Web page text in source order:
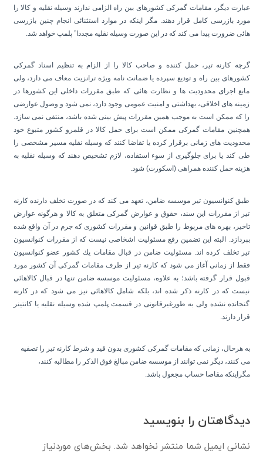
عبارت دیگر، مقامات گمركی كشورهای بین راه الزامی ندارند وسیله نقلیه و كالا را
مورد بازرسی كامل قرار دهند. مگر اینكه در موارد استثنائی انجام چنین بازرسی
هائی ضرورت پیدا می كند كه در این صورت وسیله نقلیه مجددا” پلمپ خواهد شد.
گرچه كارنه تیر، حمل كننده و صاحب كالا را از الزام به تنظیم اسناد گمركی
كشورهای بین راه و تودیع سپرده یا ضمانت نامه ویژه ترانزیت معاف می دارد، ولی
مانع اجرای محدودیت ها و نظارت هائی كه طبق مقررات داخلی این كشورها در
زمینه های اخلاقی، بهداشتی و امنیت عمومی وجود دارد، نمی شود و وصول عوارضی
را كه ممكن است به موجب همین مقررات پیش بینی شده باشد، منتفی نمی سازد.
همچنین مقامات گمركی ممكن است برای حمل كالا در قلمرو كشور متبوع خود
محدودیت های زمانی برقرار كرده یا تقاضا کنند كه وسیله نقلیه مسیر مشخصی را
طی كند یا برای جلوگیری از سوء استفاده، لازم تشخیص دهند كه وسیله نقلیه به
هزینه حمل كننده همراهی (اسكورت) شود.
طبق كنوانسیون تیر موسسه ضامن، تعهد می كند كه در صورت تخلف دارنده كارنه
تیر از مقررات این سند، حقوق و عوارض گمركی متعلق به كالا و هرگونه عوارض
تاخیر، بهره های مربوط را طبق قوانین و مقررات كشوری كه جرم در آن واقع شده
بپردازد. البته این تضمین رفع مسئولیت اشخاصی نیست كه از مقررات كنوانسیون
تیر تخلف كرده اند. مسئولیت ضامن در قبال مقامات یك كشور عضو كنوانسیون
فقط از زمانی آغاز می شود كه كارنه تیر از طرف مقامات گمركی آن كشور مورد
قبول قرار گرفته باشد؛ به علاوه، مسئولیت موسسه ضامن تنها در قبال كالاهائی
نیست كه در كارنه ذكر شده اند، بلكه شامل كالاهائی نیز می شود كه در كارنه
گنجانده نشده ولی به طورغیرقانونی در قسمت پلمپ شده وسیله نقلیه یا كانتینر
قرار دارند.
به هرحال، زمانی كه مقامات گمركی كشوری بدون قید و شرط كارنه تیر را تصفیه
می كنند، دیگر نمی توانند از موسسه ضامن مبالغ فوق الذكر را مطالبه كنند،
مگراینكه مقاصا حساب مجعول باشد.
دیدگاهتان را بنویسید
نشانی ایمیل شما منتشر نخواهد شد. بخش‌های موردنیاز